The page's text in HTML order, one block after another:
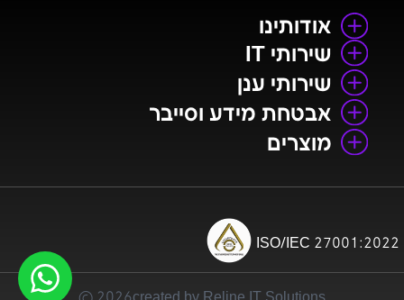
אודותינו
שירותי IT
שירותי ענן
אבטחת מידע וסייבר
מוצרים
ISO/IEC 27001:2022